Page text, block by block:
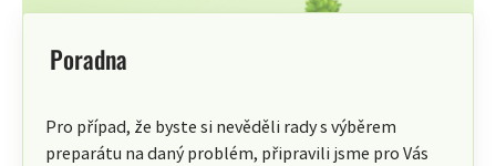
Poradna
Pro případ, že byste si nevěděli rady s výběrem
preparátu na daný problém, připravili jsme pro Vás